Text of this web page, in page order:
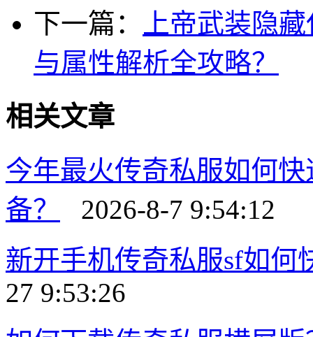
下一篇：
上帝武装隐
与属性解析全攻略？
相关文章
今年最火传奇私服如何
备？
2026-8-7 9:54:12
新开手机传奇私服sf如何
27 9:53:26